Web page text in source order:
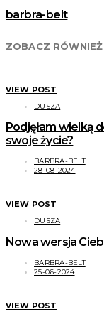
barbra-belt
ZOBACZ RÓWNIEŻ
VIEW POST
DUSZA
Podjęłam wielką
swoje życie?
BARBRA-BELT
28-08-2024
VIEW POST
DUSZA
Nowa wersja
BARBRA-BELT
25-06-2024
VIEW POST